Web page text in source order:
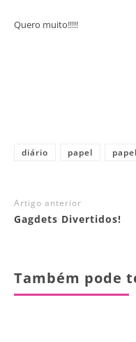
Quero muito!!!!!
diário papel
Artigo anterior
Gagdets Divertidos!
Também pode